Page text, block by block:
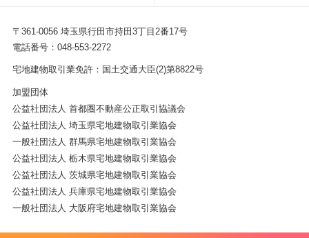
〒361-0056 埼玉県行田市持田3丁目2番17号
電話番号：048-553-2272
宅地建物取引業免許：国土交通大臣(2)第8822号
加盟団体
公益社団法人 首都圏不動産公正取引協議会
公益社団法人 埼玉県宅地建物取引業協会
一般社団法人 群馬県宅地建物取引業協会
公益社団法人 栃木県宅地建物取引業協会
公益社団法人 茨城県宅地建物取引業協会
公益社団法人 兵庫県宅地建物取引業協会
一般社団法人 大阪府宅地建物取引業協会